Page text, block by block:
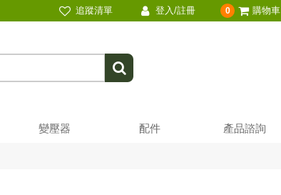
追蹤清單 登入/註冊 0 購物車
變壓器 配件 產品諮詢